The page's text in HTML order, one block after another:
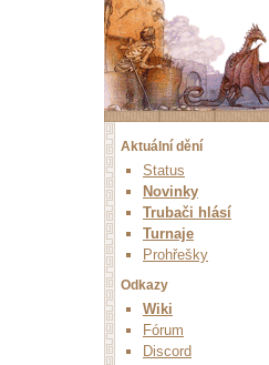
Aktuální dění
Status
Novinky
Trubači hlásí
Turnaje
Prohřešky
Odkazy
Wiki
Fórum
Discord